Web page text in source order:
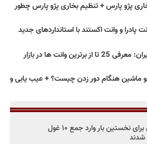
پژو پارس + تنظیم بخاری پژو پارس چطور
پادرا و وانت اکستند با استانداردهای جدید
بهترین وانت ها در ایران: معرفی 25 تا از برترین وانت ها در بازار
هنگام دور زدن چیست؟ + عیب یابی و
۳ خودروساز چینی برای نخستین بار وارد جمع ۱۰ غول